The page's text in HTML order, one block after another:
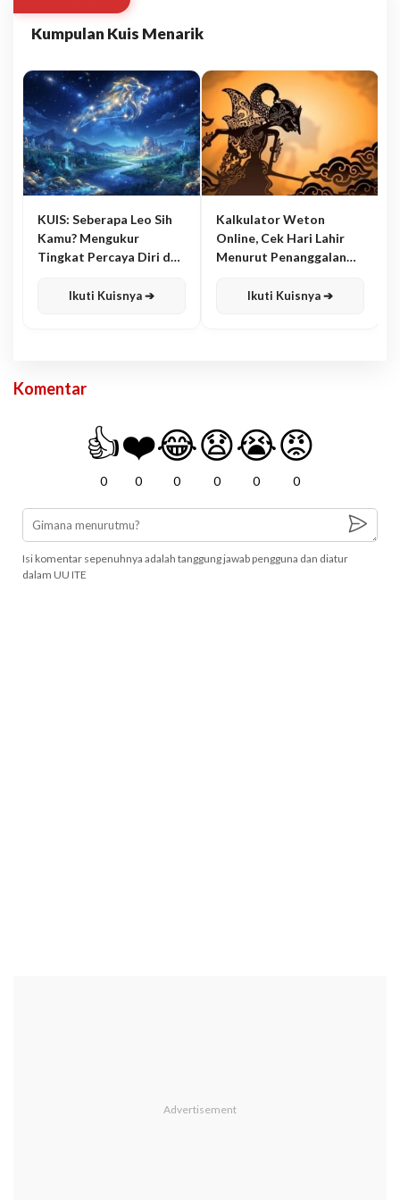
Kumpulan Kuis Menarik
KUIS: Seberapa Leo Sih
Kamu? Mengukur
Tingkat Percaya Diri dan
Ikuti Kuisnya ➔
Kalkulator Weton
Online, Cek Hari Lahir
Menurut Penanggalan
Ikuti Kuisnya ➔
Komentar
👍
0
❤️
0
😂
0
😧
0
😭
0
😡
0
Isi komentar sepenuhnya adalah tanggung jawab pengguna dan diatur
dalam UU ITE